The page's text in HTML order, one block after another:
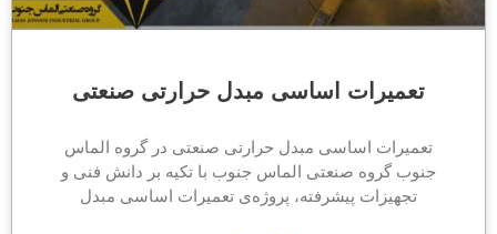
تعمیرات اساسی مبدل حرارتی صنعتی
تعمیرات اساسی مبدل حرارتی صنعتی در گروه الماس
جنوب گروه صنعتی الماس جنوب با تکیه بر دانش فنی و
تجهیزات پیشرفته، پروژه‌ی تعمیرات اساسی مبدل